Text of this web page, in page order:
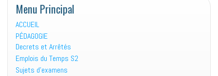
Menu Principal
ACCUEIL
PÉDAGOGIE
Decrets et Arrêtés
Emplois du Temps S2
Sujets d’examens